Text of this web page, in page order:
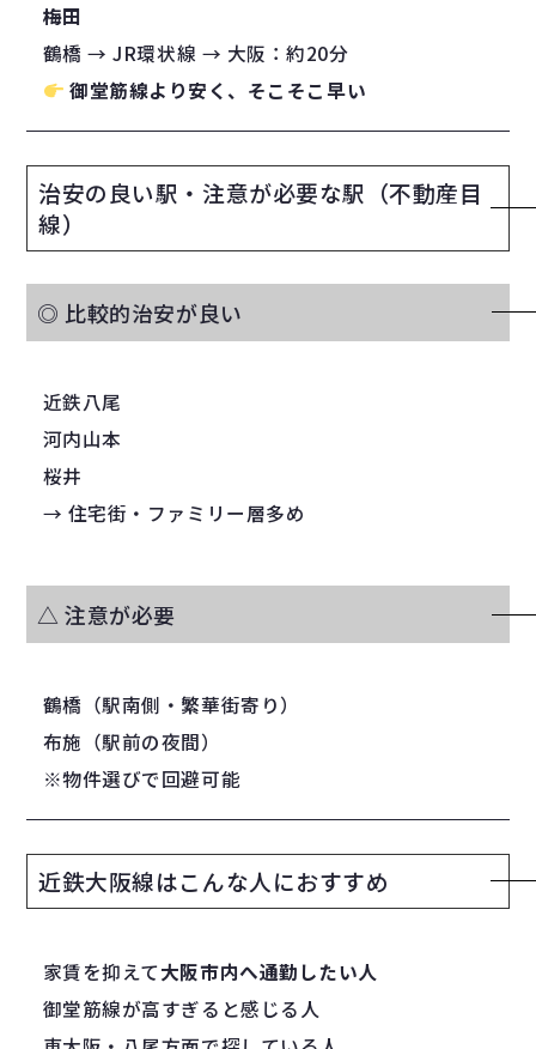
梅田
鶴橋 → JR環状線 → 大阪：約20分
御堂筋線より安く、そこそこ早い
治安の良い駅・注意が必要な駅（不動産目
線）
◎ 比較的治安が良い
近鉄八尾
河内山本
桜井
→ 住宅街・ファミリー層多め
△ 注意が必要
鶴橋（駅南側・繁華街寄り）
布施（駅前の夜間）
※物件選びで回避可能
近鉄大阪線はこんな人におすすめ
家賃を抑えて大阪市内へ通勤したい人
御堂筋線が高すぎると感じる人